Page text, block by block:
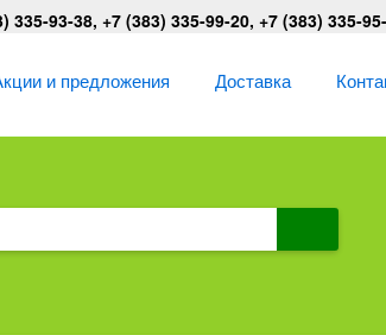
335-93-38, +7 (383) 335-99-20, +7 (383) 335-
и предложения Доставка